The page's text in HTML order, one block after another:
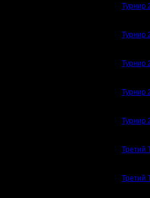
Турнир
Турнир
Турнир
Турнир
Турнир
Третий
Третий